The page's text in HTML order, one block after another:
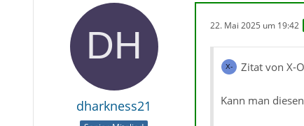
dharkness21
22. Mai 2025 um 19:42
Zitat von X-O
Kann man